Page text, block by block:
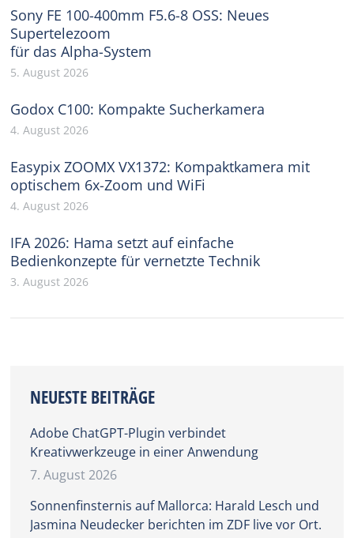
Sony FE 100-400mm F5.6-8 OSS: Neues
Supertelezoom
für das Alpha-System
5. August 2026
Godox C100: Kompakte Sucherkamera
4. August 2026
Easypix ZOOMX VX1372: Kompaktkamera mit
optischem 6x-Zoom und WiFi
4. August 2026
IFA 2026: Hama setzt auf einfache
Bedienkonzepte für vernetzte Technik
3. August 2026
NEUESTE BEITRÄGE
Adobe ChatGPT-Plugin verbindet
Kreativwerkzeuge in einer Anwendung
7. August 2026
Sonnenfinsternis auf Mallorca: Harald Lesch und
Jasmina Neudecker berichten im ZDF live vor Ort.